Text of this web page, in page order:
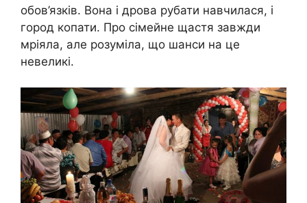
обов’язків. Вона і дрова рубати навчилася, і
город копати. Про сімейне щастя завжди
мріяла, але розуміла, що шанси на це
невеликі.